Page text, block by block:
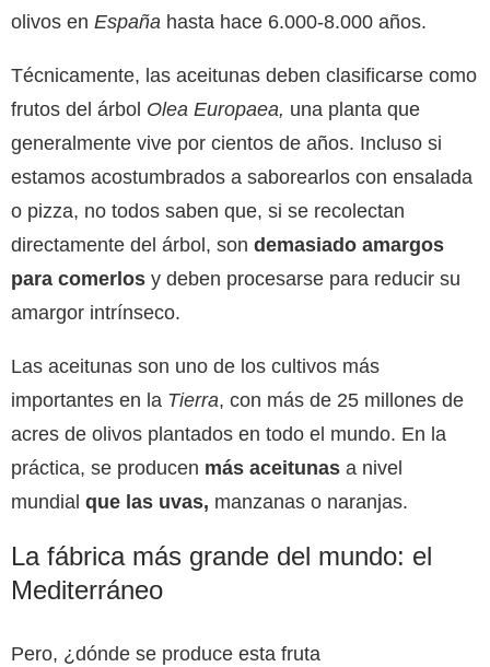
olivos en España hasta hace 6.000-8.000 años.
Técnicamente, las aceitunas deben clasificarse como
frutos del árbol Olea Europaea, una planta que
generalmente vive por cientos de años. Incluso si
estamos acostumbrados a saborearlos con ensalada
o pizza, no todos saben que, si se recolectan
directamente del árbol, son demasiado amargos
para comerlos y deben procesarse para reducir su
amargor intrínseco.
Las aceitunas son uno de los cultivos más
importantes en la Tierra, con más de 25 millones de
acres de olivos plantados en todo el mundo. En la
práctica, se producen más aceitunas a nivel
mundial que las uvas, manzanas o naranjas.
La fábrica más grande del mundo: el
Mediterráneo
Pero, ¿dónde se produce esta fruta